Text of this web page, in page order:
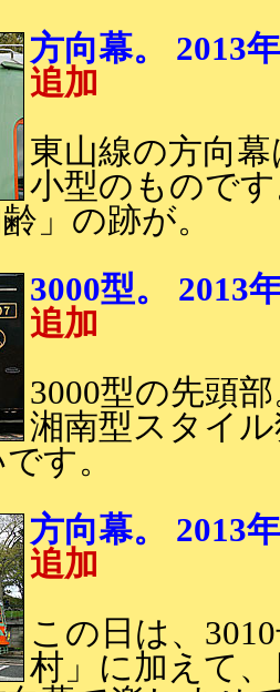
方向幕。
追加
東山線の方向
小型のもので
」の跡が。
3000型。
追加
3000型の先頭
湘南型スタイ
す。
方向幕。
追加
この日は、
村」に加えて